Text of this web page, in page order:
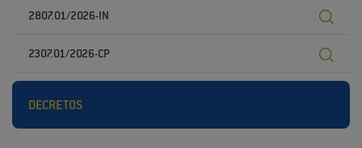
2807.01/2026-IN
2307.01/2026-CP
DECRETOS